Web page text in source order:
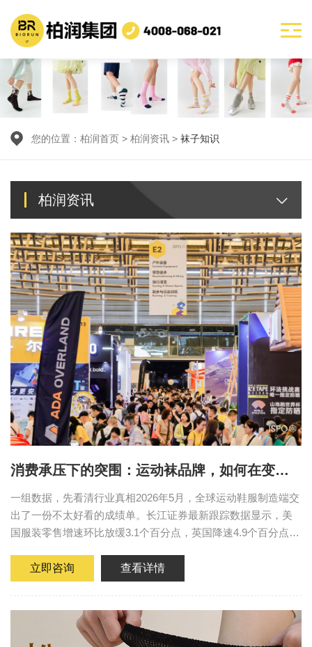
您的位置： 柏润首页 > 柏润资讯 > 袜子知识
柏润资讯
消费承压下的突围：运动袜品牌，如何在变局
中选对供应链？
一组数据，先看清行业真相2026年5月，全球运动鞋服制造端交
出了一份不太好看的成绩单。长江证券最新跟踪数据显示，美
国服装零售增速环比放缓3.1个百分点，英国降速4.9个百分点，
注：2026...
立即咨询 查看详情